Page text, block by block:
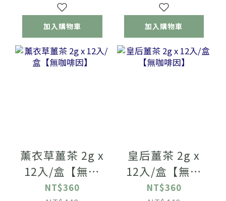
加入購物車 加入購物車
薰衣草薑茶 2g x
12入/盒【無咖
啡因】
NT$360
皇后薑茶 2g x
12入/盒【無咖
啡因】
NT$360